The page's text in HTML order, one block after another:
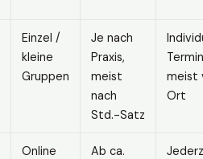
Einzel /
kleine
Gruppen
Je nach
Praxis,
meist
nach
Std.-Satz
meist
Ort
Online
Ab ca.